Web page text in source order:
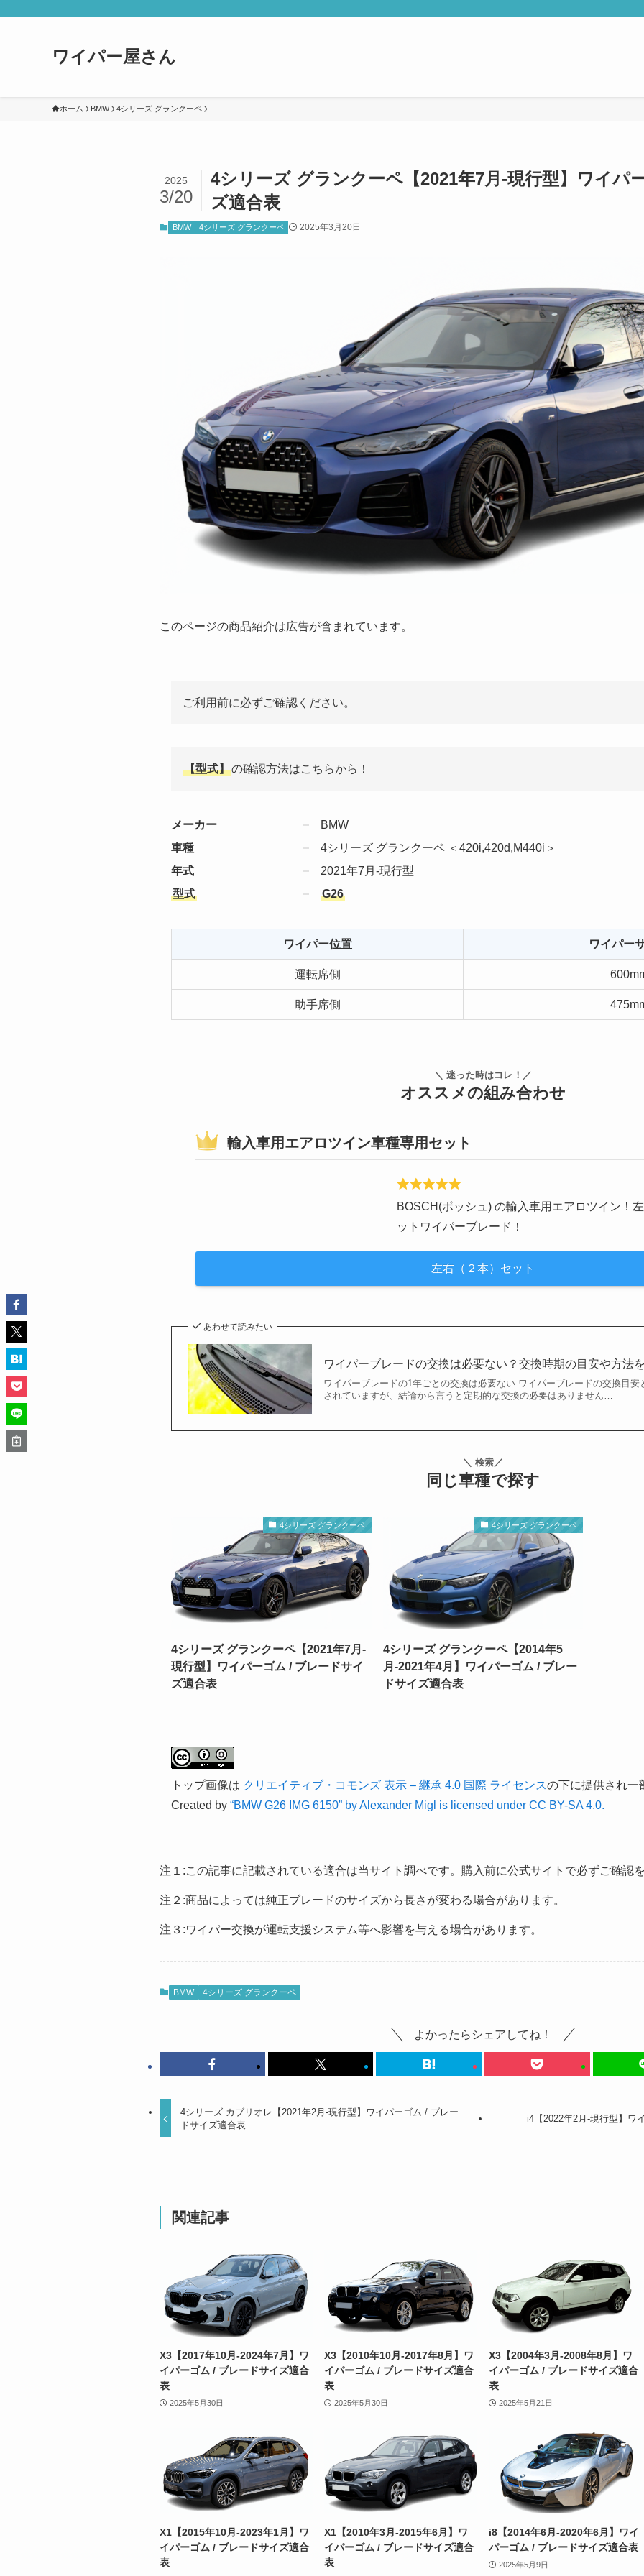
ワイパー屋さん
ホーム BMW 4シリーズ グランクーペ
4シリーズ グランクーペ【2021年7月-現行型】ワイパ
ズ適合表
2025
3/20
BMW 4シリーズ グランクーペ 2025年3月20日
このページの商品紹介は広告が含まれています。
ご利用前に必ずご確認ください。
【型式】の確認方法はこちらから！
メーカー
BMW
車種
4シリーズ グランクーペ ＜420i,420d,M440i＞
年式
2021年7月-現行型
型式
G26
ワイパー位置 ワイパー
運転席側
助手席側
＼ 迷った時はコレ！／
オススメの組み合わせ
輸入車用エアロツイン車種専用セット
BOSCH(ボッシュ) の輸入車用エアロツイン！
ットワイパーブレード！
左右（２本）セット
あわせて読みたい
ワイパーブレードの交換は必要ない？交換時期の目安や方法
ワイパーブレードの1年ごとの交換は必要ない ワイパーブレードの交換目
されていますが、結論から言うと定期的な交換の必要はありません…
＼ 検索／
同じ車種で探す
4シリーズ グランクーペ
4シリーズ グランクーペ【2021年7月-
現行型】ワイパーゴム / ブレードサイ
ズ適合表
4シリーズ グランクーペ
4シリーズ グランクーペ【2014年5
月-2021年4月】ワイパーゴム / ブレー
ドサイズ適合表
トップ画像は クリエイティブ・コモンズ 表示 – 継承 4.0 国際 ライセンスの下に提供され一
Created by “BMW G26 IMG 6150” by Alexander Migl is licensed under CC BY-SA 4.0.
注１:この記事に記載されている適合は当サイト調べです。購入前に公式サイトで必ずご確認
注２:商品によっては純正ブレードのサイズから長さが変わる場合があります。
注３:ワイパー交換が運転支援システム等へ影響を与える場合があります。
BMW 4シリーズ グランクーペ
よかったらシェアしてね！
4シリーズ カブリオレ【2021年2月-現行型】ワイパーゴム / ブレー
ドサイズ適合表
i4【2022年2月-現行型】ワ
関連記事
X3【2017年10月-2024年7月】ワ
イパーゴム / ブレードサイズ適合
表
2025年5月30日
X3【2010年10月-2017年8月】ワ
イパーゴム / ブレードサイズ適合
表
2025年5月30日
X3【2004年3月-2008年8月】ワ
イパーゴム / ブレードサイズ適合
表
2025年5月21日
X1【2015年10月-2023年1月】ワ
イパーゴム / ブレードサイズ適合
表
X1【2010年3月-2015年6月】ワ
イパーゴム / ブレードサイズ適合
表
i8【2014年6月-2020年6月】ワイ
パーゴム / ブレードサイズ適合表
2025年5月9日